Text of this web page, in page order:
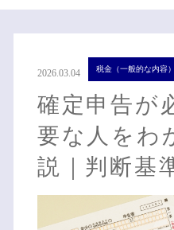
2026.03.04 税金（一般的な内容）
確定申告が
要な人をわ
説｜判断基